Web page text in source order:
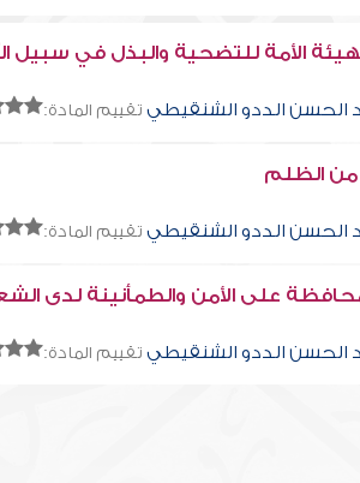
الأمة للتضحية والبذل في سبيل
الحسن الددو الشنقيطي تقييم المادة:
من الظلم
الحسن الددو الشنقيطي تقييم المادة:
على الأمن والطمأنينة لدى
الحسن الددو الشنقيطي تقييم المادة: